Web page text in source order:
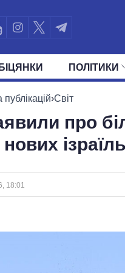
ПОЛIТИКИ
УСІ ПОЛІТИКИ ПРЕЗИДЕНТ І ОФІС
публікацій›Світ
про
18:01